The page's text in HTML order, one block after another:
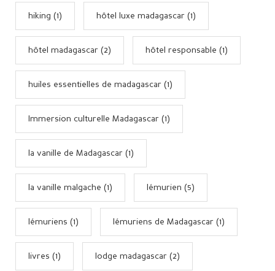
hiking (1) hôtel luxe madagascar (1)
hôtel madagascar (2) hôtel responsable (1)
huiles essentielles de madagascar (1)
Immersion culturelle Madagascar (1)
la vanille de Madagascar (1)
la vanille malgache (1) lémurien (5)
lémuriens (1) lémuriens de Madagascar (1)
livres (1) lodge madagascar (2)